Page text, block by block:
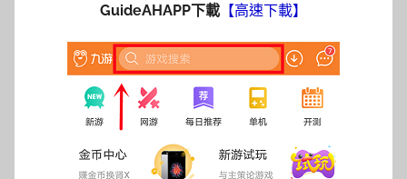
GuideAHAPP下載 【高速下載】